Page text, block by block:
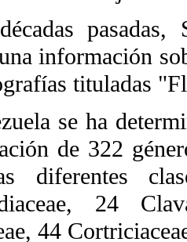
información
tituladas
se ha
de 322
diferentes
24
44